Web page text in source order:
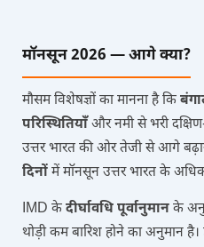
मॉनसून 2026 — आगे क्या?
मौसम विशेषज्ञों का मानना है कि
परिस्थितियाँऔर नमी से भरी
उत्तर भारत की ओर तेजी से आगे
दिनोंमें मॉनसून उत्तर भारत के
IMD के दीर्घावधि पूर्वानुमानके
थोड़ी कम बारिश होने का अनुमान है।